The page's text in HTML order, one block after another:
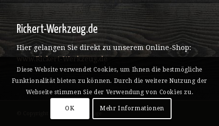
Rickert-Werkzeug.de
Hier gelangen Sie direkt zu unserem Online-Shop:
www.Rickert-Werkzeug.de
Diese Website verwendet Cookies, um Ihnen die bestmögliche
Funktionalität bieten zu können. Durch die weitere Nutzung der
Webseite stimmen Sie der Verwendung von Cookies zu.
OK Mehr Informationen